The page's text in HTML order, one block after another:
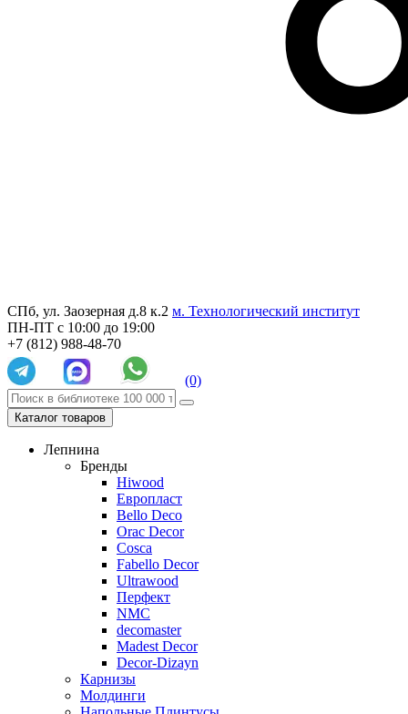
СПб, ул. Заозерная д.8 к.2 м. Технологический институт
ПН-ПТ с 10:00 до 19:00
+7 (812) 988-48-70
(0)
Каталог товаров
Лепнина
Бренды
Hiwood
Европласт
Bello Deco
Orac Decor
Cosca
Fabello Decor
Ultrawood
Перфект
NMC
decomaster
Madest Decor
Decor-Dizayn
Карнизы
Молдинги